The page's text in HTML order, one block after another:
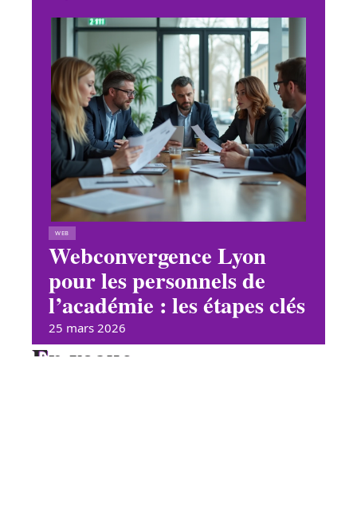
WEB
Webconvergence Lyon
pour les personnels de
l’académie : les étapes clés
25 mars 2026
En vogue